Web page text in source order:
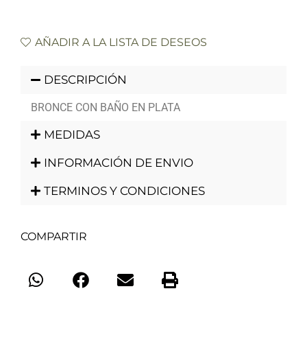
AÑADIR A LA LISTA DE DESEOS
DESCRIPCIÓN
BRONCE CON BAÑO EN PLATA
MEDIDAS
INFORMACIÓN DE ENVIO
TERMINOS Y CONDICIONES
COMPARTIR